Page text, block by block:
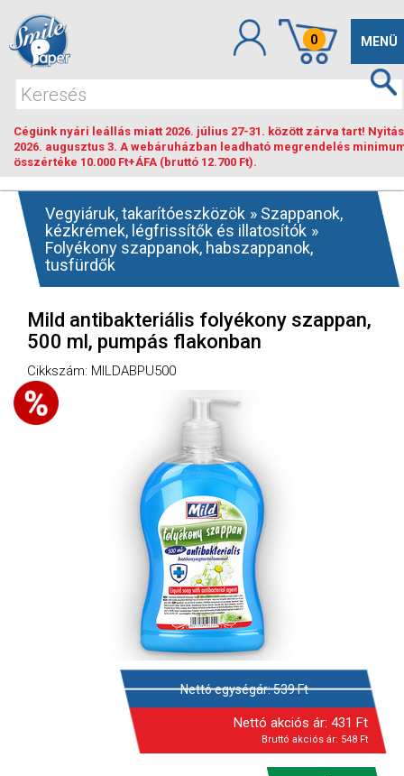
Toggle
MENÜ
0
Cégünk nyári leállás miatt 2026. július 27-31. között zárva tart!
2026. augusztus 3. A webáruházban leadható megrendelés
összértéke 10.000 Ft+ÁFA (bruttó 12.700 Ft).
Vegyiáruk, takarítóeszközök » Szappanok,
kézkrémek, légfrissítők és illatosítók »
Folyékony szappanok, habszappanok,
tusfürdők
Mild antibakteriális folyékony szappan,
500 ml, pumpás flakonban
Cikkszám: MILDABPU500
Nettó egységár:539Ft
Nettó akciós ár: 431 Ft
Bruttó akciós ár: 548 Ft